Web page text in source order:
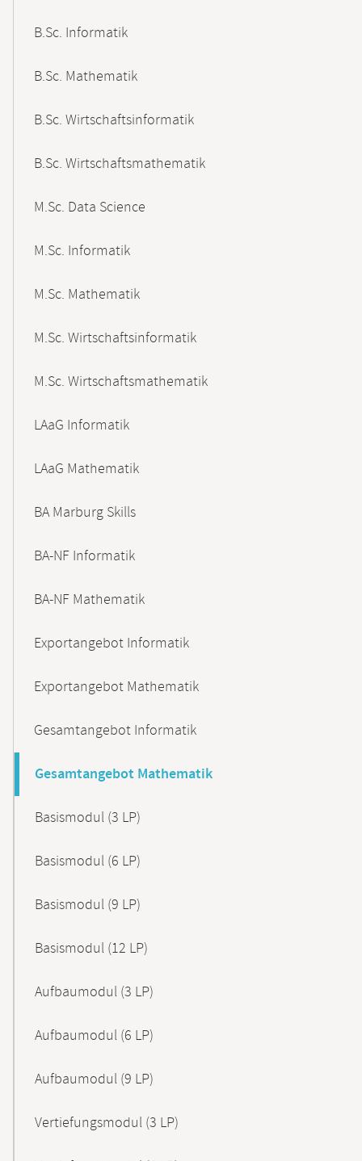
B.Sc. Informatik
B.Sc. Mathematik
B.Sc. Wirtschaftsinformatik
B.Sc. Wirtschaftsmathematik
M.Sc. Data Science
M.Sc. Informatik
M.Sc. Mathematik
M.Sc. Wirtschaftsinformatik
M.Sc. Wirtschaftsmathematik
LAaG Informatik
LAaG Mathematik
BA Marburg Skills
BA-NF Informatik
BA-NF Mathematik
Exportangebot Informatik
Exportangebot Mathematik
Gesamtangebot Informatik
Gesamtangebot Mathematik
Basismodul (3 LP)
Basismodul (6 LP)
Basismodul (9 LP)
Basismodul (12 LP)
Aufbaumodul (3 LP)
Aufbaumodul (6 LP)
Aufbaumodul (9 LP)
Vertiefungsmodul (3 LP)